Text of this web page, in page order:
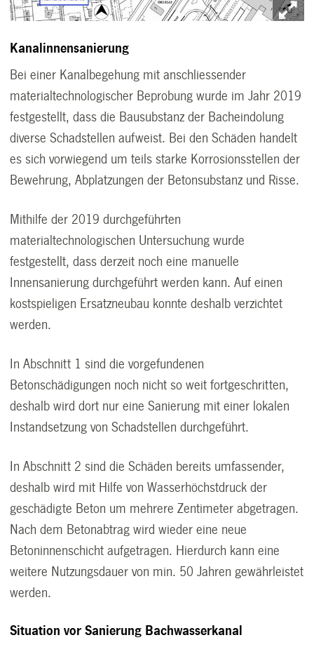
Kanalinnensanierung
Bei einer Kanalbegehung mit anschliessender
materialtechnologischer Beprobung wurde im Jahr 2019
festgestellt, dass die Bausubstanz der Bacheindolung
diverse Schadstellen aufweist. Bei den Schäden handelt
es sich vorwiegend um teils starke Korrosionsstellen der
Bewehrung, Abplatzungen der Betonsubstanz und Risse.
Mithilfe der 2019 durchgeführten
materialtechnologischen Untersuchung wurde
festgestellt, dass derzeit noch eine manuelle
Innensanierung durchgeführt werden kann. Auf einen
kostspieligen Ersatzneubau konnte deshalb verzichtet
werden.
In Abschnitt 1 sind die vorgefundenen
Betonschädigungen noch nicht so weit fortgeschritten,
deshalb wird dort nur eine Sanierung mit einer lokalen
Instandsetzung von Schadstellen durchgeführt.
In Abschnitt 2 sind die Schäden bereits umfassender,
deshalb wird mit Hilfe von Wasserhöchstdruck der
geschädigte Beton um mehrere Zentimeter abgetragen.
Nach dem Betonabtrag wird wieder eine neue
Betoninnenschicht aufgetragen. Hierdurch kann eine
weitere Nutzungsdauer von min. 50 Jahren gewährleistet
werden.
Situation vor Sanierung Bachwasserkanal